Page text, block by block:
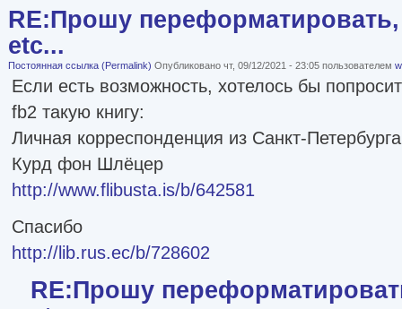
RE:Прошу переформатировать,
etc...
Постоянная ссылка (Permalink) Опубликовано чт, 09/12/2021 - 23:05 пользователем
Если есть возможность, хотелось бы
fb2 такую книгу:
Личная корреспонденция из Санкт-
Курд фон Шлёцер
http://www.flibusta.is/b/642581
Спасибо
http://lib.rus.ec/b/728602
RE:Прошу